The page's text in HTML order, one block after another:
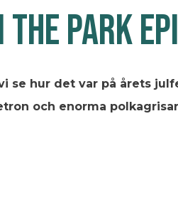
PARK
se hur det var på årets
och enorma